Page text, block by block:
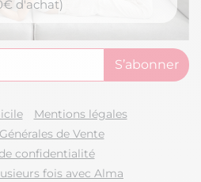
d'achat)
Mentions légales
de Vente
confidentialité
fois avec Alma